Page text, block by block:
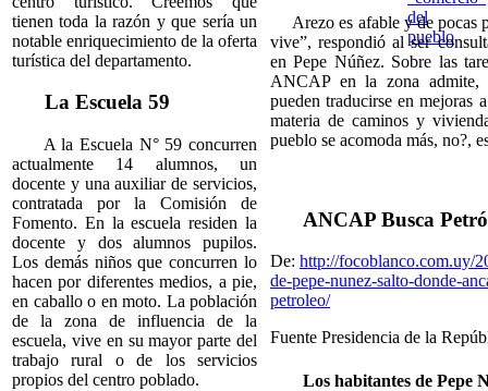
tienen toda la razón y que sería un
notable enriquecimiento de la oferta
turística del departamento.
La Escuela 59
A la Escuela N° 59 concurren
actualmente 14 alumnos, un
docente y una auxiliar de servicios,
contratada por la Comisión de
Fomento. En la escuela residen la
docente y dos alumnos pupilos.
Los demás niños que concurren lo
hacen por diferentes medios, a pie,
en caballo o en moto. La población
de la zona de influencia de la
escuela, vive en su mayor parte del
trabajo rural o de los servicios
propios del centro poblado.
Arezo es afable y de pocas
vive”, respondió al ser
en Pepe Núñez. Sobre las
ANCAP en la zona admite,
pueden traducirse en mejoras
materia de caminos y
pueblo se acomoda más, no?,
ANCAP Busca
De: http://focoblanco.com.uy/
de-pepe-nunez-salto-donde-
petroleo/
Fuente Presidencia de la
Los habitantes de Pepe